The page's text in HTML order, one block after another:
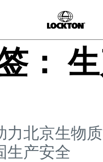
：
力北京生物
生产安全